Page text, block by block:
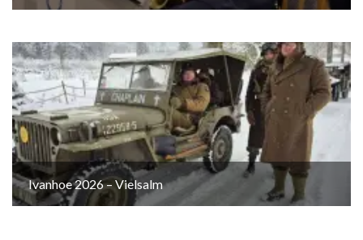
Ivanhoe 2026 – Vielsalm